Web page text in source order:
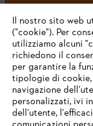
L’azienda
Il nostro sito web
("cookie"). Per
utilizziamo alcuni
richiedono il
per garantire la
tipologie di cookie,
navigazione
personalizzati, ivi
dell’utente,